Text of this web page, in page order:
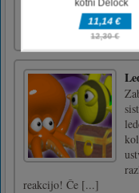
da
izginile.Ujemite iste p [...]
reakcijo! Če [...]